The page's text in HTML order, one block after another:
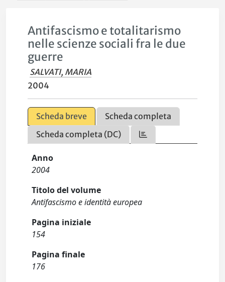
Antifascismo e totalitarismo
nelle scienze sociali fra le due
guerre
SALVATI, MARIA
2004
Scheda breve
Scheda completa
Scheda completa (DC)
Anno
2004
Titolo del volume
Antifascismo e identità europea
Pagina iniziale
154
Pagina finale
176